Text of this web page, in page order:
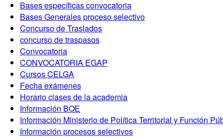
Bases específicas convocatoria
Bases Generales proceso selectivo
Concurso de Traslados
concurso de traspasos
Convocatoria
CONVOCATORIA EGAP
Cursos CELGA
Fecha exámenes
Horario clases de la academia
Información BOE
Información Ministerio de Política Territorial y Función
Información procesos selectivos